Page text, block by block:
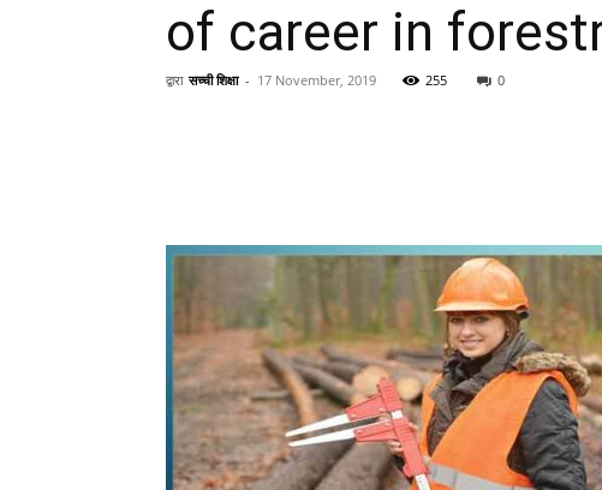
of career in
द्वारा सच्ची शिक्षा - 17 November, 2019 255 0